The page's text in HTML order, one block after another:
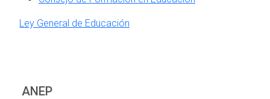
Ley General de Educación
ANEP